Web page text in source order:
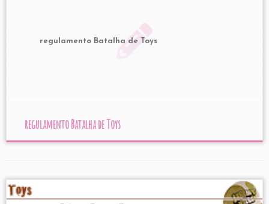
regulamento Batalha de Toys
regulamento Batalha de Toys